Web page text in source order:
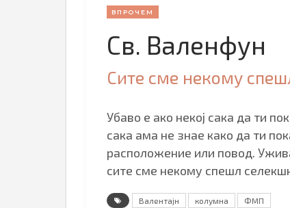
ВПРОЧЕМ
Св. Валенфун
Сите сме некому
Убаво е ако некој сака да ти
сака ама не знае како да ти
расположение или повод.
сите сме некому спешл
Валентајн колумна ФМП